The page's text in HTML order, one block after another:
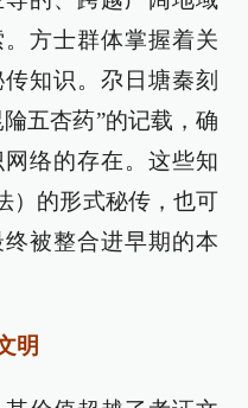
方士群体掌握着关
知识。尕日塘秦刻
五杏药”的记载，确
络的存在。这些知
）的形式秘传，也可
被整合进早期的本
明